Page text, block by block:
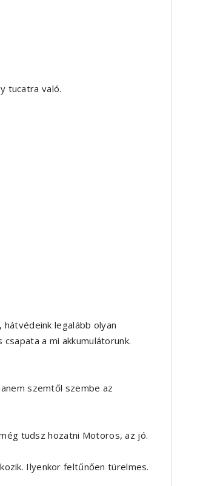
tucatra való.
legalább olyan
a mi akkumulátorunk.
szemtől szembe az
tudsz hozatni Motoros, az jó.
Ilyenkor feltűnően türelmes.